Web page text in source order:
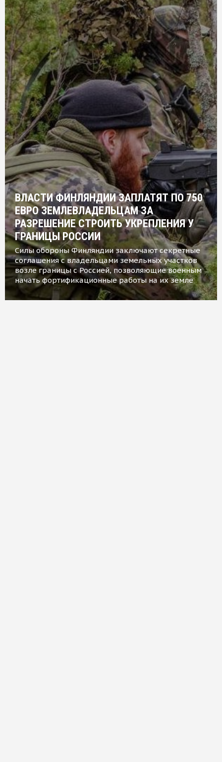
ВЛАСТИ ФИНЛЯНДИИ ЗАПЛАТЯТ ПО 750
ЕВРО ЗЕМЛЕВЛАДЕЛЬЦАМ ЗА
РАЗРЕШЕНИЕ СТРОИТЬ УКРЕПЛЕНИЯ У
ГРАНИЦЫ РОССИИ
Силы обороны Финляндии заключают секретные
соглашения с владельцами земельных участков
возле границы с Россией, позволяющие военным
начать фортификационные работы на их земле